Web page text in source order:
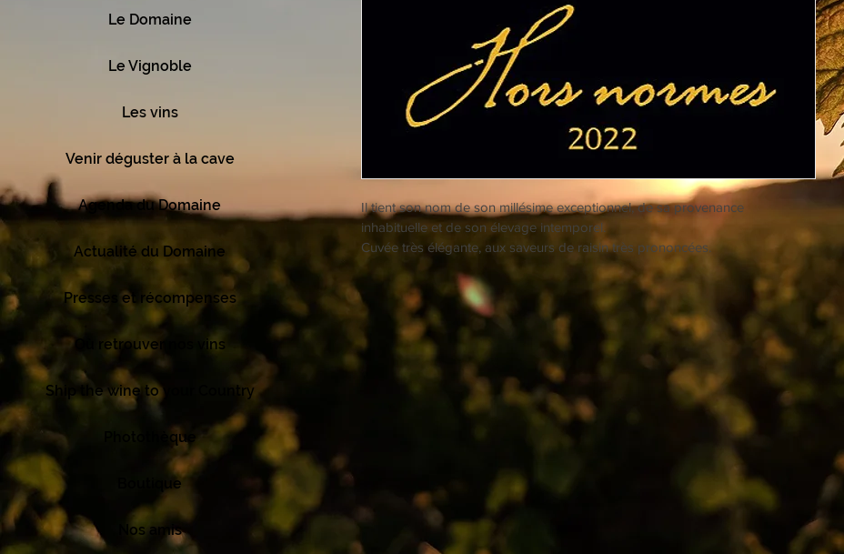
Il tient son nom de son millésime exceptionnel, de sa provenance
inhabituelle et de son élevage intemporel.
Cuvée très élégante, aux saveurs de raisin très prononcées.
Le Domaine
Le Vignoble
Les vins
Venir déguster à la cave
Agenda du Domaine
Actualité du Domaine
Presses et récompenses
Où retrouver nos vins
Ship the wine to your Country
Photothèque
Boutique
Nos amis